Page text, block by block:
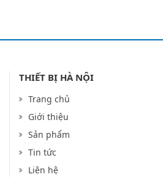
THIẾT BỊ HÀ NỘI
Trang chủ
Giới thiệu
Sản phẩm
Tin tức
Liên hệ